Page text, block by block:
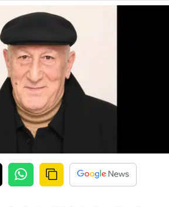
Çankırı
Çorum
Denizli
Diyarbakır
Edirne
Elazığ
Erzincan
Erzurum